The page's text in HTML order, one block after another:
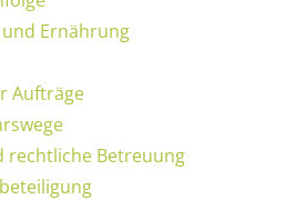
Ernährung
Aufträge
rechtliche Betreuung